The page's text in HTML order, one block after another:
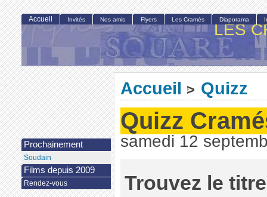
LES
Accueil > Quizz
Quizz
samedi 12
Trouvez le
Accueil Invités Nos amis Flyers Les Cramés Diaporama
Prochainement
Soudain
Films depuis 2009
Rendez-vous